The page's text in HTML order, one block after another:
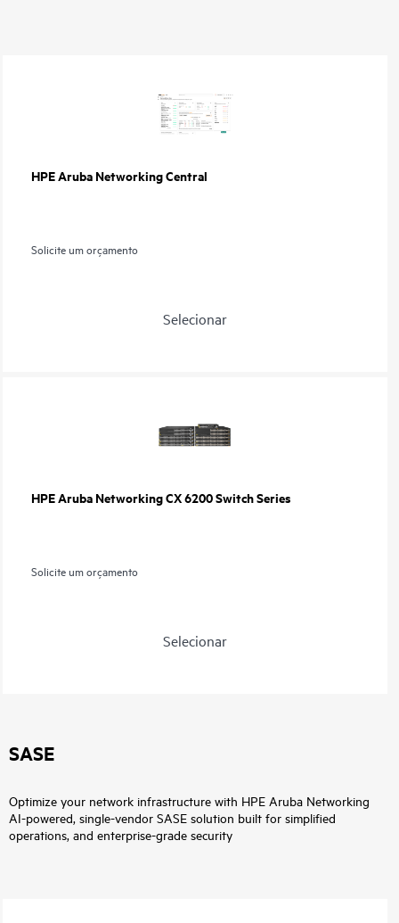
HPE Aruba Networking Central
Solicite um orçamento
Selecionar
HPE Aruba Networking CX 6200 Switch Series
Solicite um orçamento
Selecionar
SASE
Optimize your network infrastructure with HPE Aruba Networking
AI-powered, single-vendor SASE solution built for simplified
operations, and enterprise-grade security